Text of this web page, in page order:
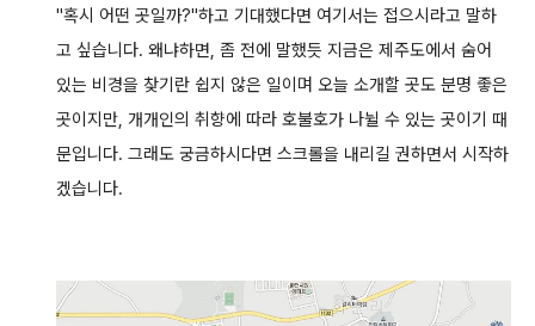
"혹시 어떤 곳일까?"하고 기대했다면 여기서는 접으시라고 말하
고 싶습니다. 왜냐하면, 좀 전에 말했듯 지금은 제주도에서 숨어
있는 비경을 찾기란 쉽지 않은 일이며 오늘 소개할 곳도 분명 좋은
곳이지만, 개개인의 취향에 따라 호불호가 나뉠 수 있는 곳이기 때
문입니다. 그래도 궁금하시다면 스크롤을 내리길 권하면서 시작하
겠습니다.